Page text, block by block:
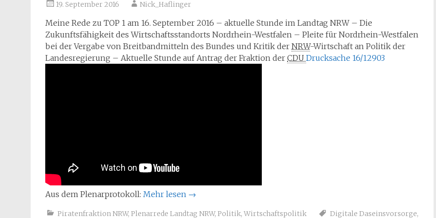
19. September 2016 Nick_Haflinger
Meine Rede zu TOP 1 am 16. September 2016 – aktuelle Stunde im Landtag NRW – Die
Zukunftsfähigkeit des Wirtschaftsstandorts Nordrhein-Westfalen – Pleite für Nordrhein-Westfalen
bei der Vergabe von Breitbandmitteln des Bundes und Kritik der NRW-Wirtschaft an Politik der
Landesregierung – Aktuelle Stunde auf Antrag der Fraktion der CDU Drucksache 16/12903
Aus dem Plenarprotokoll: Mehr lesen →
Piratenfraktion NRW, Plenarrede Landtag NRW, Politik, Wirtschaftspolitik Digitale Daseinsvorsorge,